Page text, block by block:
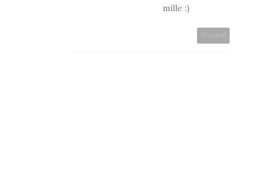
mille :)